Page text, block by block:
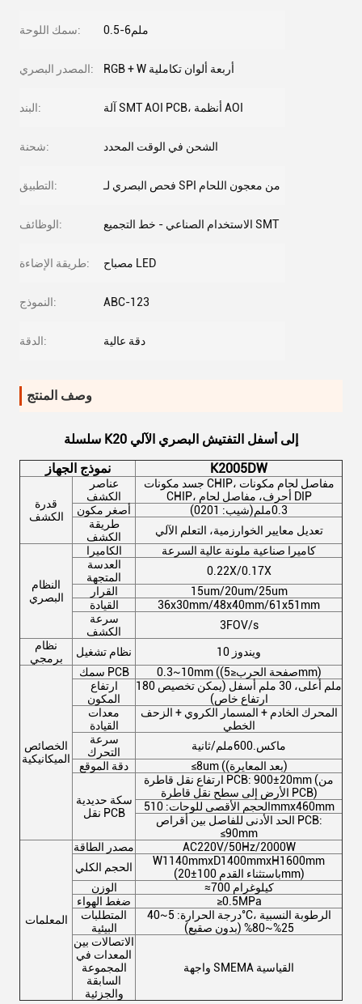
سمك اللوحة: 0.5-6ملم
المصدر البصري: RGB + W أربعة ألوان تكاملية
البند: آلة SMT AOI PCB، أنظمة AOI
شحنة: الشحن في الوقت المحدد
التطبيق: فحص البصري لـ SPI من معجون اللحام
الوظائف: الاستخدام الصناعي - خط التجميع SMT
طريقة الإضاءة: مصباح LED
النموذج: ABC-123
الدقة: دقة عالية
وصف المنتج
سلسلة K20 إلى أسفل التفتيش البصري الآلي
نموذج الجهاز
K2005DW
قدرة
الكشف
عناصر
الكشف
جسد مكونات CHIP، مفاصل لحام مكونات
CHIP، أحرف، مفاصل لحام DIP
أصغر مكون
(شيب: 0201)0.3ملم
طريقة
الكشف
تعديل معايير الخوارزمية، التعلم الآلي
النظام
البصري
الكاميرا
كاميرا صناعية ملونة عالية السرعة
العدسة
المتجهة
0.22X/0.17X
القرار
15um/20um/25um
القيادة
36x30mm/48x40mm/61x51mm
سرعة
الكشف
3FOV/s
نظام
برمجي
نظام تشغيل ويندوز 10
الخصائص
الميكانيكية
سمك PCB
0.3~10mm ((صفحة الحرب≤5mm)
ارتفاع
المكون
180 ملم أعلى، 30 ملم أسفل (يمكن تخصيص
ارتفاع خاص)
معدات
القيادة
المحرك الخادم + المسمار الكروي + الزحف
الخطي
سرعة
التحرك
ماكس.600ملم/ثانية
دقة الموقع
≤8um ((بعد المعايرة)
سكة حديدية
نقل PCB
ارتفاع نقل قاطرة PCB: 900±20mm (من
الأرض إلى سطح نقل قاطرة PCB)
الحجم الأقصى للوحات: 510mmx460mm
الحد الأدنى للفاصل بين أقراص PCB:
≤90mm
المعلمات
مصدر الطاقة
AC220V/50Hz/2000W
الحجم الكلي
W1140mmxD1400mmxH1600mm
(باستثناء القدم 100±20mm)
الوزن
≈700 كيلوغرام
ضغط الهواء
≥0.5MPa
المتطلبات
البيئية
درجة الحرارة: 5~40°C، الرطوبة النسبية
25%~80% (بدون صقيع)
الاتصالات بين
المعدات في
المجموعة
السابقة
والجزئية
واجهة SMEMA القياسية